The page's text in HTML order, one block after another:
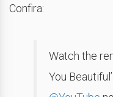
Confira:
Watch the
You